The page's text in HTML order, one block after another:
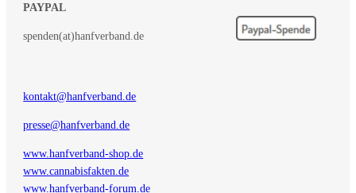
PAYPAL
spenden(at)hanfverband.de
kontakt@hanfverband.de
presse@hanfverband.de
www.hanfverband-shop.de
www.cannabisfakten.de
www.hanfverband-forum.de